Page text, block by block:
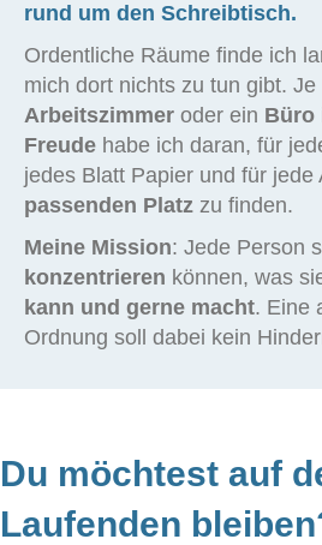
rund um den Schreibtisch.
Ordentliche Räume finde ich
mich dort nichts zu tun gibt.
Arbeitszimmer oder ein Büro
Freude habe ich daran, für
jedes Blatt Papier und für jede
passenden Platz zu finden.
Meine Mission: Jede Person
konzentrieren können, was
kann und gerne macht. Eine
Ordnung soll dabei kein
Du möchtest auf
Laufenden